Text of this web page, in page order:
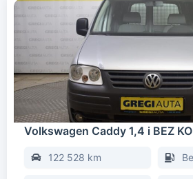
Volkswagen Caddy 1,4 i BEZ
122 528 km